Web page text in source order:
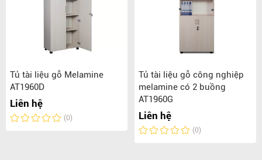
Tủ tài liệu gỗ Melamine
AT1960D
Liên hệ
(0)
Tủ tài liệu gỗ công nghiệp
melamine có 2 buồng
AT1960G
Liên hệ
(0)